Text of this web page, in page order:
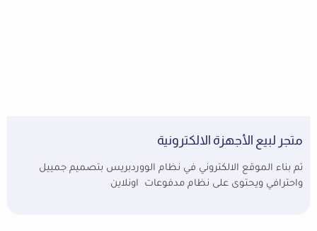
متجر لبيع الأجهزة الالكترونية
تم بناء الموقع الالكتروني في نظام الووردبريس بتصميم جمييل
واحترافي ويحتوى على نظام مدفوعات اونلاين